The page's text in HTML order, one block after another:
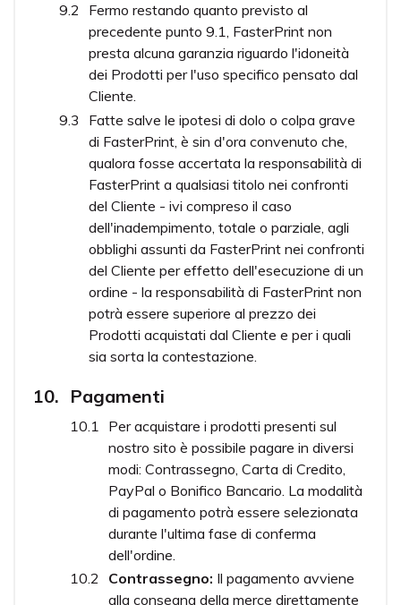
Fermo restando quanto previsto al
precedente punto 9.1, FasterPrint non
presta alcuna garanzia riguardo l'idoneità
dei Prodotti per l'uso specifico pensato dal
Cliente.
Fatte salve le ipotesi di dolo o colpa grave
di FasterPrint, è sin d'ora convenuto che,
qualora fosse accertata la responsabilità di
FasterPrint a qualsiasi titolo nei confronti
del Cliente - ivi compreso il caso
dell'inadempimento, totale o parziale, agli
obblighi assunti da FasterPrint nei confronti
del Cliente per effetto dell'esecuzione di un
ordine - la responsabilità di FasterPrint non
potrà essere superiore al prezzo dei
Prodotti acquistati dal Cliente e per i quali
sia sorta la contestazione.
Pagamenti
Per acquistare i prodotti presenti sul
nostro sito è possibile pagare in diversi
modi: Contrassegno, Carta di Credito,
PayPal o Bonifico Bancario. La modalità
di pagamento potrà essere selezionata
durante l'ultima fase di conferma
dell'ordine.
Contrassegno: Il pagamento avviene
alla consegna della merce direttamente